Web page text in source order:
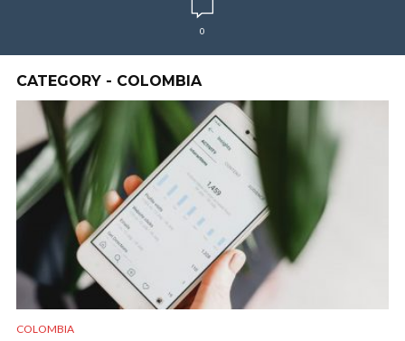
0
CATEGORY - COLOMBIA
COLOMBIA